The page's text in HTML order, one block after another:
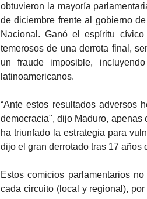
obtuvieron la mayoría
de diciembre frente al gobierno
Nacional. Ganó el espíritu
temerosos de una derrota final,
un fraude imposible,
latinoamericanos.
“Ante estos resultados adversos
democracia", dijo Maduro, apenas
ha triunfado la estrategia para
dijo el gran derrotado tras 17 años
Estos comicios parlamentarios
cada circuito (local y regional),